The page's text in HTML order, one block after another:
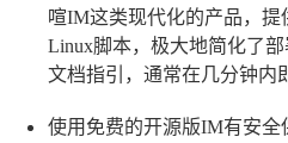
喧IM这类现代化的产品，提
Linux脚本，极大地简化了
文档指引，通常在几分钟内
使用免费的开源版IM有安全